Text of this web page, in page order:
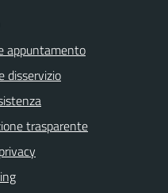
appuntamento
disservizio
trasparente